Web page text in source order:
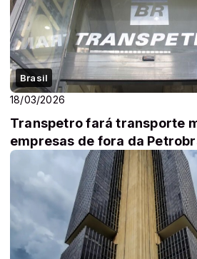
Brasil
18/03/2026
Transpetro fará transporte
empresas de fora da